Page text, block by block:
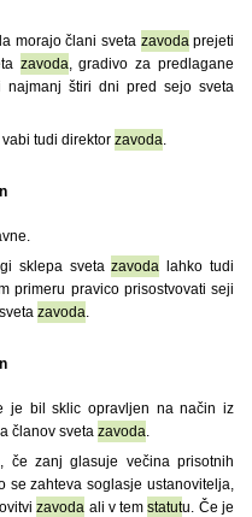
morajo člani sveta zavodaprejeti
zavoda, gradivo za predlagane
najmanj štiri dni pred sejo sveta
tudi direktor zavoda.
sklepa svetazavoda lahko tudi
primeru pravico prisostvovati seji
zavoda.
je bil sklic opravljen na način iz
članov sveta zavoda.
če zanj glasuje večina prisotnih
se zahteva soglasje ustanovitelja,
zavoda ali v temstatutu. Če je